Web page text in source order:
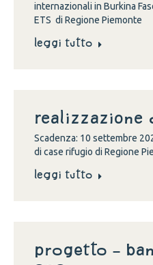
internazionali in Burkina
ETS di Regione Piemonte
Leggi tutto
Scadenza: 10 settembre
di case rifugio di Regione
Leggi tutto
Progetto –